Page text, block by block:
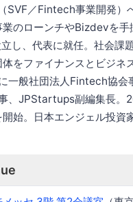
SVF／Fintech事業開発）
業のローンチやBizdevを
し、代表に就任。社会課
体をファイナンスとビジネ
一般社団法人Fintech協
、JPStartups副編集長。
開始。日本エンジェル投資